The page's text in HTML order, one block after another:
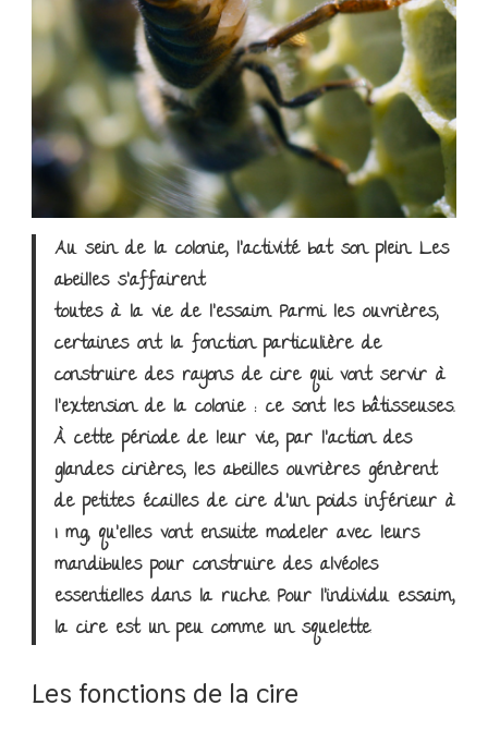
Au sein de la colonie, l’activité bat son plein. Les
abeilles s’affairent
toutes à la vie de l’essaim. Parmi les ouvrières,
certaines ont la fonction particulière de
construire des rayons de cire qui vont servir à
l’extension de la colonie : ce sont les bâtisseuses.
À cette période de leur vie, par l’action des
glandes cirières, les abeilles ouvrières génèrent
de petites écailles de cire d’un poids inférieur à
1 mg, qu’elles vont ensuite modeler avec leurs
mandibules pour construire des alvéoles
essentielles dans la ruche. Pour l’individu essaim,
la cire est un peu comme un squelette.
Les fonctions de la cire